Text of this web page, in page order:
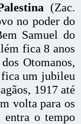
(Zac.
no poder do
Samuel do
fica 8 anos
Otomanos,
fica um jubileu
1917 até
volta para os
entra o tempo